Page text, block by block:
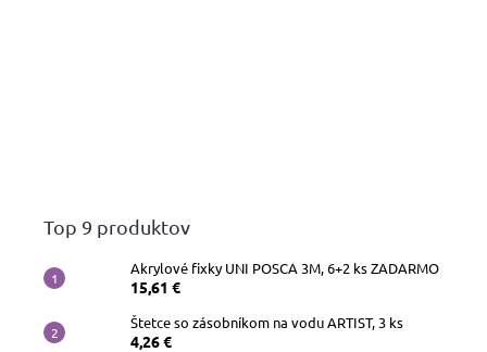
Top 9 produktov
Akrylové fixky UNI POSCA 3M, 6+2 ks ZADARMO
15,61 €
Štetce so zásobníkom na vodu ARTIST, 3 ks
4,26 €